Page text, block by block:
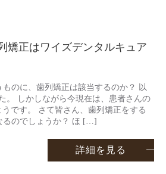
矯正はワイズデンタルキュア
のに、歯列矯正は該当するのか？ 以
しかしながら今現在は、患者さんの
す。 さて皆さん、歯列矯正をする
るのでしょうか？ ほ […]
詳細を見る